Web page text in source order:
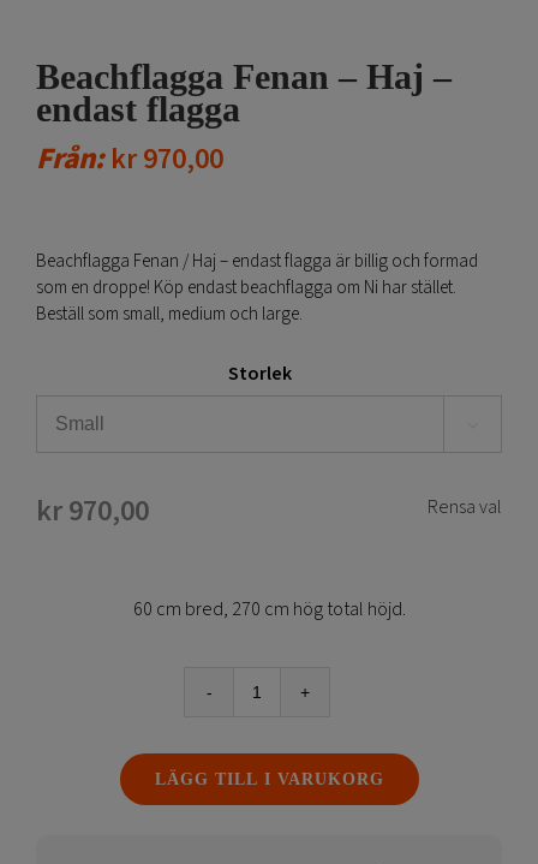
Beachflagga Fenan – Haj –
endast flagga
Från:kr970,00
Beachflagga Fenan / Haj – endast flagga är billig och formad
som en droppe! Köp endast beachflagga om Ni har stället.
Beställ som small, medium och large.
Storlek
kr970,00 Rensa val
60 cm bred, 270 cm hög total höjd.
Beachflagga
-
Haj
LÄGG TILL I VARUKORG